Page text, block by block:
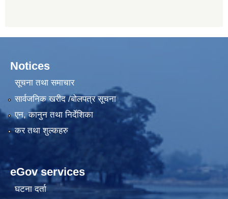
Notices
सूचना तथा समाचार
सार्वजनिक खरीद /बोलपत्र सूचना
एन, कानुन तथा निर्देशिका
कर तथा शुल्कहरु
eGov services
घटना दर्ता